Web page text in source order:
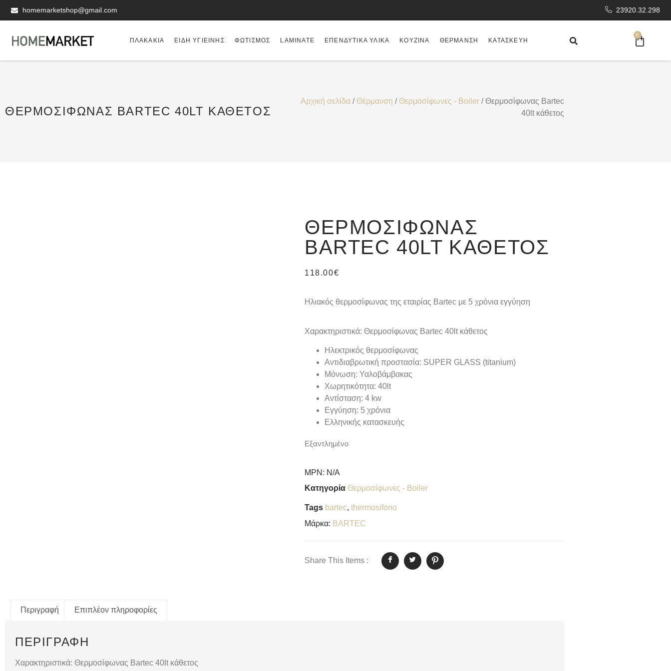
homemarketshop@gmail.com 23920.32.298
ΠΛΑΚΆΚΙΑ ΕΊΔΗ ΥΓΙΕΙΝΗΣ ΦΩΤΙΣΜΌΣ LAMINATE ΕΠΕΝΔΥΤΙΚΆ ΥΛΙΚΆ ΚΟΥΖΊΝΑ ΘΈΡΜΑΝΣΗ ΚΑΤΑΣΚΕΥΉ
0
ΘΕΡΜΟΣΊΦΩΝΑΣ BARTEC 40LT ΚΆΘΕΤΟΣ
Αρχική σελίδα / Θέρμανση / Θερμοσίφωνες - Boiler / Θερμοσίφωνας Bartec
40lt κάθετος
ΘΕΡΜΟΣΊΦΩΝΑΣ
BARTEC 40LT ΚΆΘΕΤΟΣ
118.00€
Ηλιακός θερμοσίφωνας της εταιρίας Bartec με 5 χρόνια εγγύηση
Χαρακτηριστικά: Θερμοσίφωνας Bartec 40lt κάθετος
Ηλεκτρικός θερμοσίφωνας
Αντιδιαβρωτική προστασία: SUPER GLASS (titanium)
Μόνωση: Υαλοβάμβακας
Χωρητικότητα: 40lt
Αντίσταση: 4 kw
Εγγύηση: 5 χρόνια
Ελληνικής κατασκευής
Εξαντλημένο
MPN: N/A
Κατηγορία Θερμοσίφωνες - Boiler
Tags bartec, thermosifono
Μάρκα: BARTEC
Share This Items :
Περιγραφή Επιπλέον πληροφορίες
ΠΕΡΙΓΡΑΦΉ
Χαρακτηριστικά: Θερμοσίφωνας Bartec 40lt κάθετος